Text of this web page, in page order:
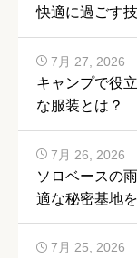
快適に過ごす技
キャンプで役
な服装とは？
7月 27, 2026
ソロベースの
適な秘密基地
7月 26, 2026
7月 25, 2026